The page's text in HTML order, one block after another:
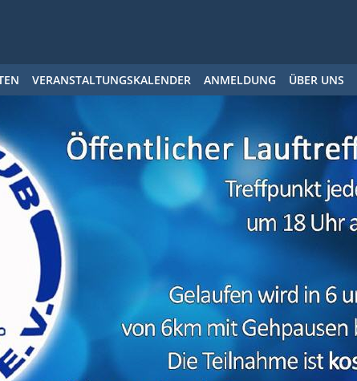
VERANSTALTUNGSKALENDER ANMELDUNG ÜBER UNS